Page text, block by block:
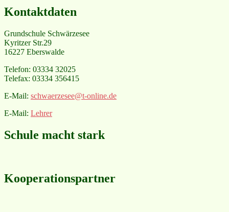
Kontaktdaten
Grundschule Schwärzesee
Kyritzer Str.29
16227 Eberswalde
Telefon: 03334 32025
Telefax: 03334 356415
E-Mail: schwaerzesee@t-online.de
E-Mail: Lehrer
Schule macht stark
Kooperationspartner